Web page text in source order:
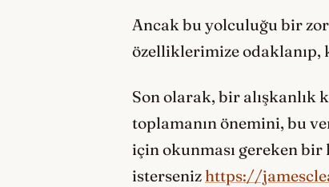
Ancak bu yolculuğu bir
özelliklerimize
Son olarak, bir alışkanlık
toplamanın önemini, bu
için okunması gereken
isterseniz https://